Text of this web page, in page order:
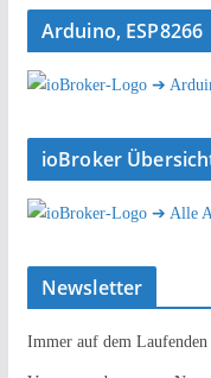
Arduino, ESP8266
➔
ioBroker
➔ Alle
Newsletter
Immer auf dem